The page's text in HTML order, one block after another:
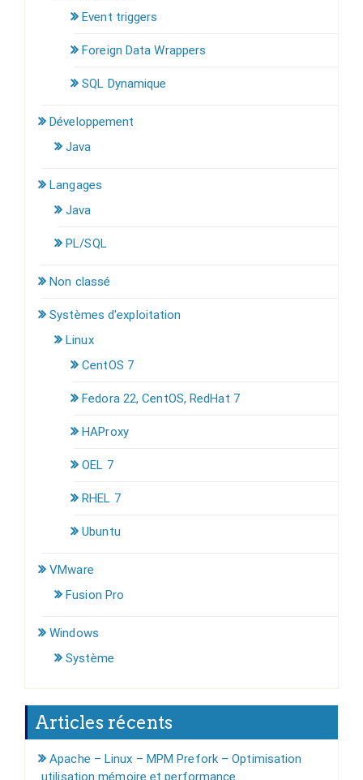
Event triggers
Foreign Data Wrappers
SQL Dynamique
Développement
Java
Langages
Java
PL/SQL
Non classé
Systèmes d'exploitation
Linux
CentOS 7
Fedora 22, CentOS, RedHat 7
HAProxy
OEL 7
RHEL 7
Ubuntu
VMware
Fusion Pro
Windows
Système
Articles récents
Apache – Linux – MPM Prefork – Optimisation
utilisation mémoire et performance